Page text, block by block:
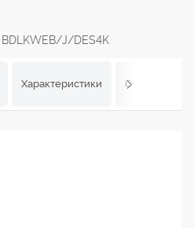
BDLKWEB/J/DES4K
Характеристики Отзывы